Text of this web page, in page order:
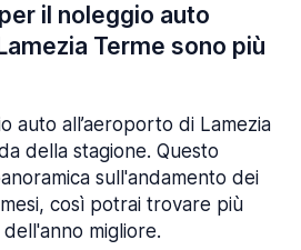
il noleggio auto
Terme sono più
auto all’aeroporto di Lamezia
della stagione. Questo
sull'andamento dei
così potrai trovare più
migliore.